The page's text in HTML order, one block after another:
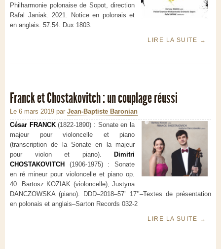
Philharmonie polonaise de Sopot, direction
Rafal Janiak. 2021. Notice en polonais et
en anglais. 57.54. Dux 1803.
LIRE LA SUITE →
Franck et Chostakovitch : un couplage réussi
Le 6 mars 2019 par Jean-Baptiste Baronian
César FRANCK(1822-1890) : Sonate en la
majeur pour violoncelle et piano
(transcription de la Sonate en la majeur
pour violon et piano).
Dimitri
CHOSTAKOVITCH (1906-1975) :Sonate
en ré mineur pour violoncelle et piano op.
40. Bartosz KOZIAK (violoncelle), Justyna
DANCZOWSKA (piano).
DDD–2018–57’ 17’’–Textes de présentation
en polonais et anglais–Sarton Records 032-2
LIRE LA SUITE →